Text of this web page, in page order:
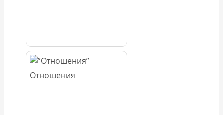
Отношения